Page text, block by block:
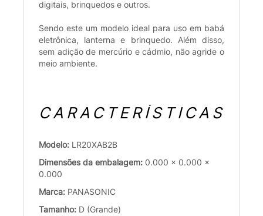
digitais, brinquedos e outros.
Sendo este um modelo ideal para uso em babá
eletrônica, lanterna e brinquedo. Além disso,
sem adição de mercúrio e cádmio, não agride o
meio ambiente.
CARACTERÍSTICAS
Modelo: LR20XAB2B
Dimensões da embalagem: 0.000 x 0.000 x
0.000
Marca: PANASONIC
Tamanho: D (Grande)